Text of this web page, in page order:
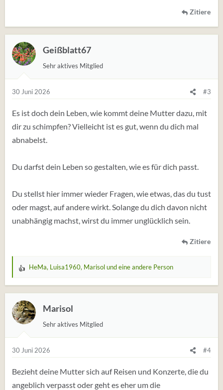
Zitiere
Geißblatt67
Sehr aktives Mitglied
30 Juni 2026 #3
Es ist doch dein Leben, wie kommt deine Mutter dazu, mit
dir zu schimpfen? Vielleicht ist es gut, wenn du dich mal
abnabelst.
Du darfst dein Leben so gestalten, wie es für dich passt.
Du stellst hier immer wieder Fragen, wie etwas, das du tust
oder magst, auf andere wirkt. Solange du dich davon nicht
unabhängig machst, wirst du immer unglücklich sein.
Zitiere
W
r
t
u
n
e
n
:
HeMa, Luisa1960, Marisolund eine andere Person
Marisol
Sehr aktives Mitglied
30 Juni 2026 #4
Bezieht deine Mutter sich auf Reisen und Konzerte, die du
angeblich verpasst oder geht es eher um die